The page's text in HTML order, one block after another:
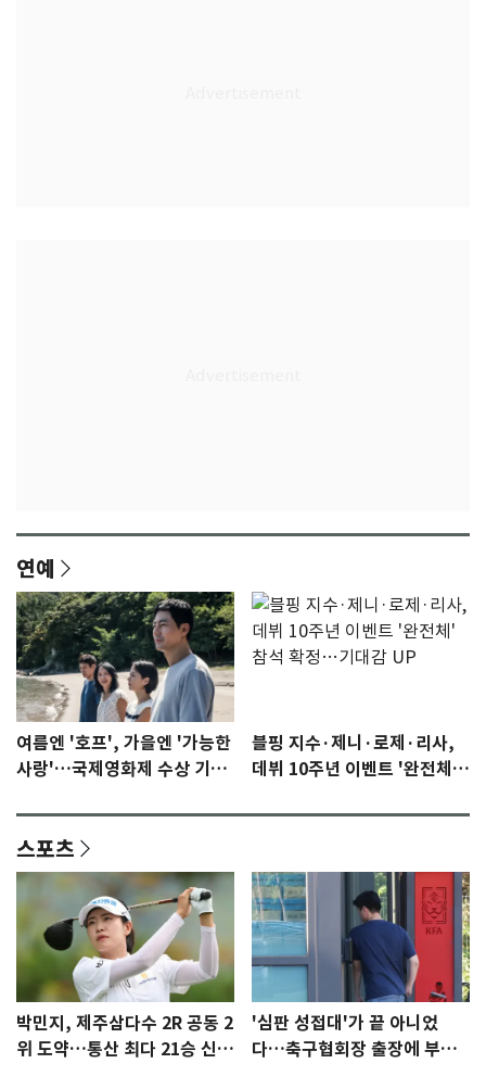
연예
여름엔 '호프', 가을엔 '가능한
사랑'…국제영화제 수상 기대
블핑 지수·제니·로제·리사,
데뷔 10주년 이벤트 '완전체'
스포츠
박민지, 제주삼다수 2R 공동 2
위 도약…통산 최다 21승 신기
'심판 성접대'가 끝 아니었
다…축구협회장 출장에 부인